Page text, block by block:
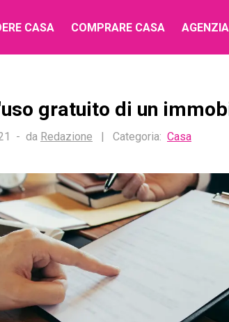
CASA COMPRARE CASA
gratuito di un
da Redazione | Categoria: Casa